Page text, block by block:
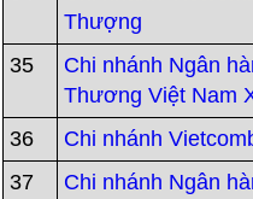
Thượng
35
Chi nhánh Ngân
Thương Việt Nam
36 Chi nhánh
37
Chi nhánh Ngân